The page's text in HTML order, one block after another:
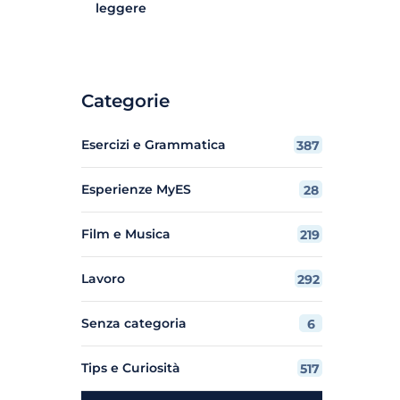
leggere
Categorie
Esercizi e Grammatica 387
Esperienze MyES 28
Film e Musica 219
Lavoro 292
Senza categoria 6
Tips e Curiosità 517